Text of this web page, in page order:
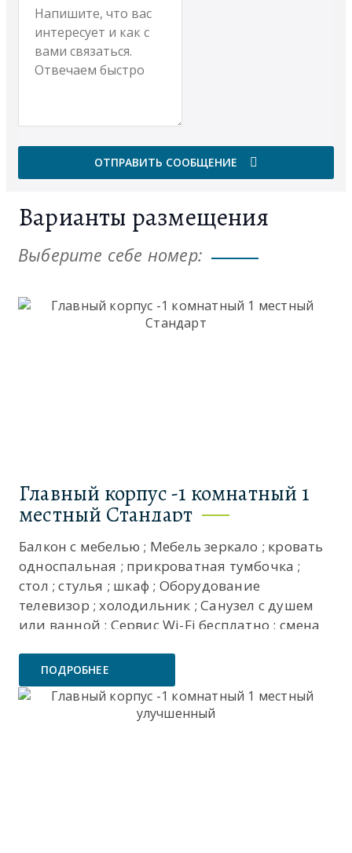
ОТПРАВИТЬ СООБЩЕНИЕ
Варианты размещения
Выберите себе номер:
Главный корпус -1 комнатный 1
местный Стандарт
Балкон с мебелью ; Мебель зеркало ; кровать
односпальная ; прикроватная тумбочка ;
стол ; стулья ; шкаф ; Оборудование
телевизор ; холодильник ; Санузел с душем
или ванной ; Сервис Wi-Fi бесплатно ; смена
номера ; ...
ПОДРОБНЕЕ